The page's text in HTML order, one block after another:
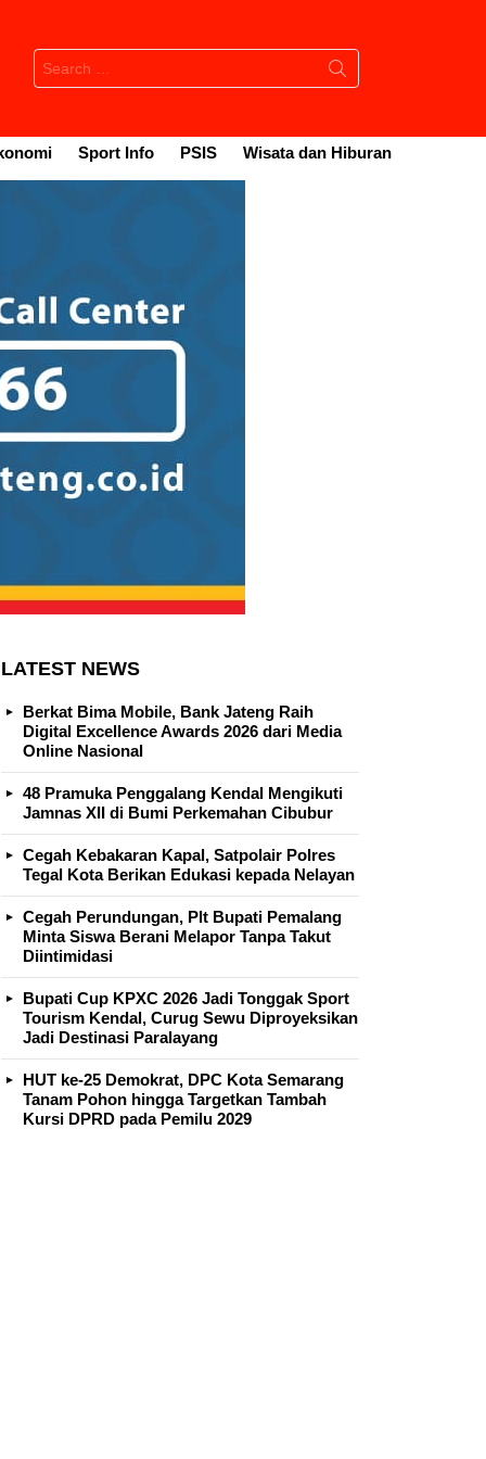
Search
for:
Sport Info PSIS Wisata dan Hiburan
LATEST NEWS
Berkat Bima Mobile, Bank Jateng Raih
Digital Excellence Awards 2026 dari Media
Online Nasional
48 Pramuka Penggalang Kendal Mengikuti
Jamnas XII di Bumi Perkemahan Cibubur
Cegah Kebakaran Kapal, Satpolair Polres
Tegal Kota Berikan Edukasi kepada Nelayan
Cegah Perundungan, Plt Bupati Pemalang
Minta Siswa Berani Melapor Tanpa Takut
Diintimidasi
Bupati Cup KPXC 2026 Jadi Tonggak Sport
Tourism Kendal, Curug Sewu Diproyeksikan
Jadi Destinasi Paralayang
HUT ke-25 Demokrat, DPC Kota Semarang
Tanam Pohon hingga Targetkan Tambah
Kursi DPRD pada Pemilu 2029